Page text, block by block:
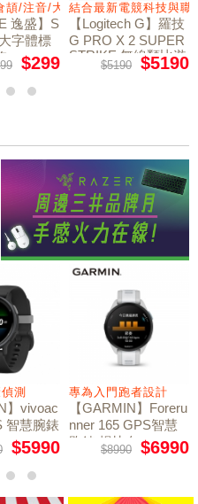
頡/注音/大易
逸盛】S
字體標
$299
結合最新電競科技與
【Logitech G】羅技
G PRO X 2 SUPER
STRIKE 無線類比遊
戲滑鼠$5190 $5190
測
】vivoac
智慧腕錶
$5990
專為入門跑者設計
【GARMIN】Foreru
nner 165 GPS智慧
跑錶 暢快白
$8990 $6990